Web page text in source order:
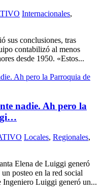
Internacionales,
sus conclusiones, tras
contabilizó al menos
desde 1950. «Estos...
nadie. Ah pero la
Locales, Regionales,
Elena de Luiggi generó
posteo en la red social
Ingeniero Luiggi generó un...